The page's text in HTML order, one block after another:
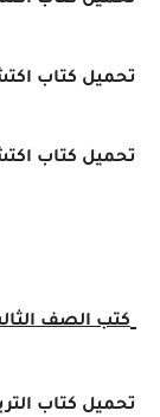
تحميل كتاب
تحميل كتاب
كتب الصف الثالث
تحميل كتاب